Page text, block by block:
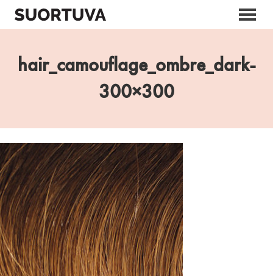
hair_camouflage_ombre_dark-
300×300